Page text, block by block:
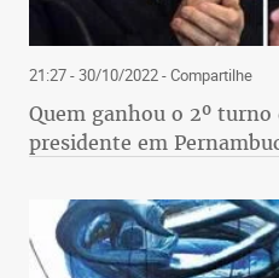
21:27 - 30/10/2022- Compartilhe
Quem ganhou o 2º turno
presidente em